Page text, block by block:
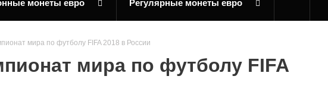
монеты евро Регулярные монеты евро
мира по футболу FIFA 2018 в России
мира по футболу FIFA